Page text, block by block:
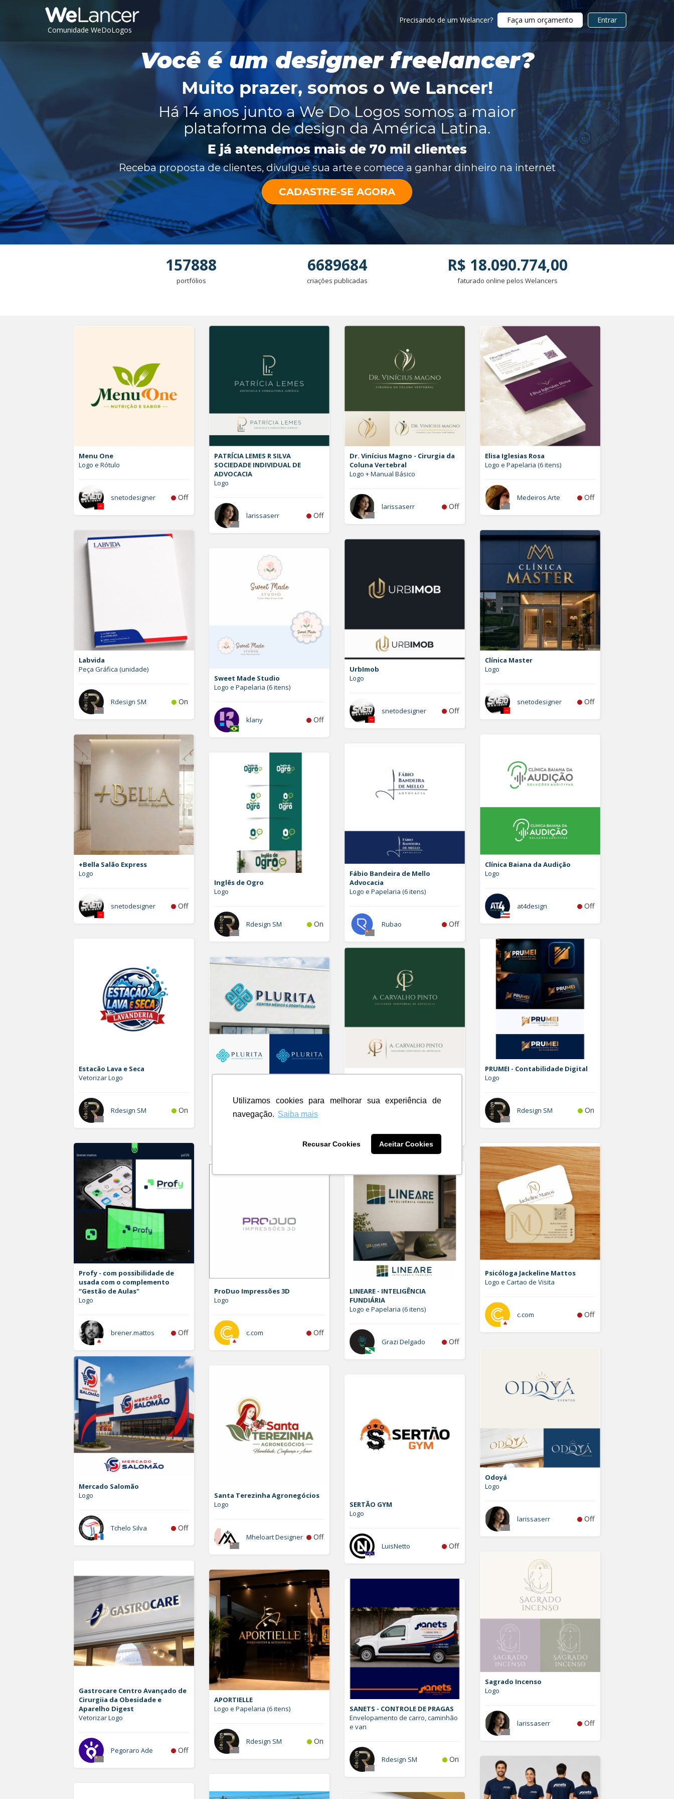
Utilizamos cookies para melhorar sua experiência de
navegação. Saiba mais
Recusar Cookies Aceitar Cookies
Comunidade WeDoLogos
Precisando de um Welancer? Faça um orçamento Entrar
Você é um designer freelancer?
Muito prazer, somos o We Lancer!
Há 14 anos junto a We Do Logos somos a maior
plataforma de design da América Latina.
E já atendemos mais de 70 mil clientes
Receba proposta de clientes, divulgue sua arte e comece a ganhar dinheiro na internet
CADASTRE-SE AGORA
157888
portfólios
6689684
criações publicadas
R$ 18.090.774,00
faturado online pelos Welancers
Menu One
Logo e Rótulo
snetodesigner Off
PATRÍCIA LEMES R SILVA
SOCIEDADE INDIVIDUAL DE
ADVOCACIA
Logo
larissaserr Off
Dr. Vinícius Magno - Cirurgia da
Coluna Vertebral
Logo + Manual Básico
larissaserr Off
Elisa Iglesias Rosa
Logo e Papelaria (6 itens)
Medeiros Arte Off
Labvida
Peça Gráfica (unidade)
Rdesign SM On
Clínica Master
Logo
snetodesigner Off
UrbImob
Logo
snetodesigner Off
Sweet Made Studio
Logo e Papelaria (6 itens)
klany Off
+Bella Salão Express
Logo
snetodesigner Off
Clínica Baiana da Audição
Logo
at4design Off
Fábio Bandeira de Mello
Advocacia
Logo e Papelaria (6 itens)
Rubao Off
Inglês de Ogro
Logo
Rdesign SM On
Estacão Lava e Seca
Vetorizar Logo
Rdesign SM On
PRUMEI - Contabilidade Digital
Logo
Rdesign SM On
A. Carvalho Pinto Sociedade
Profy - com possibilidade de
usada com o complemento
“Gestão de Aulas"
Logo
brener.mattos Off
Psicóloga Jackeline Mattos
Logo e Cartao de Visita
c.com Off
ProDuo Impressões 3D
Logo
c.com Off
LINEARE - INTELIGÊNCIA
FUNDIÁRIA
Logo e Papelaria (6 itens)
Grazi Delgado Off
Odoyá
Logo
larissaserr Off
Mercado Salomão
Logo
Tchelo Silva Off
Santa Terezinha Agronegócios
Logo
Mheloart Designer Off
SERTÃO GYM
Logo
LuisNetto Off
Sagrado Incenso
Logo
larissaserr Off
Gastrocare Centro Avançado de
Cirurgiia da Obesidade e
Aparelho Digest
Vetorizar Logo
Pegoraro Ade Off
APORTIELLE
Logo e Papelaria (6 itens)
Rdesign SM On
SANETS - CONTROLE DE PRAGAS
Envelopamento de carro, caminhão
e van
Rdesign SM On